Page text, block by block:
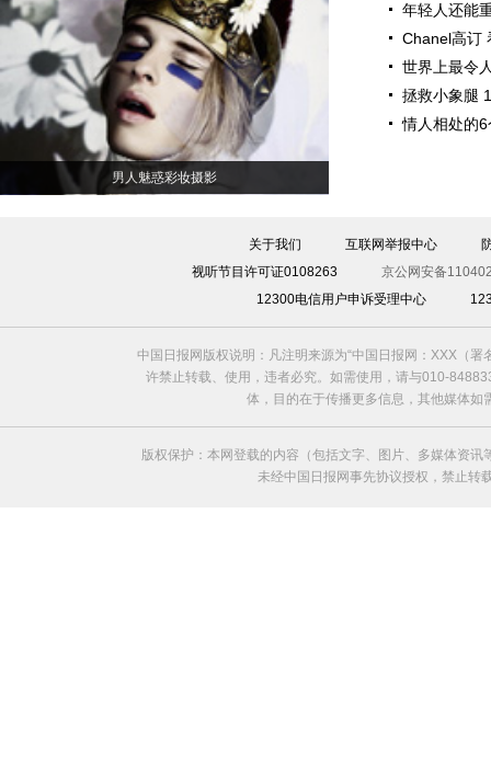
男人魅惑彩妆摄影
年轻人还能
Chanel高订
世界上最令
拯救小象腿
情人相处的
关于我们 互联网举报中心
视听节目许可证0108263
京公网安备
12300电信用户申诉受理中心
中国日报网版权说明：凡注明来源为“中国日报网：XXX（
许禁止转载、使用，违者必究。如需使用，请与010-
体，目的在于传播更多信息，其他媒体
版权保护：本网登载的内容（包括文字、图片、多媒体资
未经中国日报网事先协议授权，禁止转